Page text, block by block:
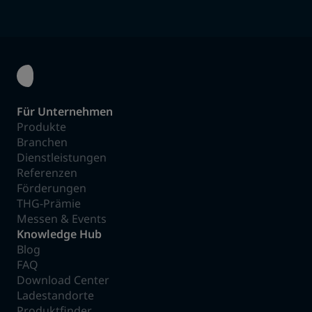
Für Unternehmen
Produkte
Branchen
Dienstleistungen
Referenzen
Förderungen
THG-Prämie
Messen & Events
Knowledge Hub
Blog
FAQ
Download Center
Ladestandorte